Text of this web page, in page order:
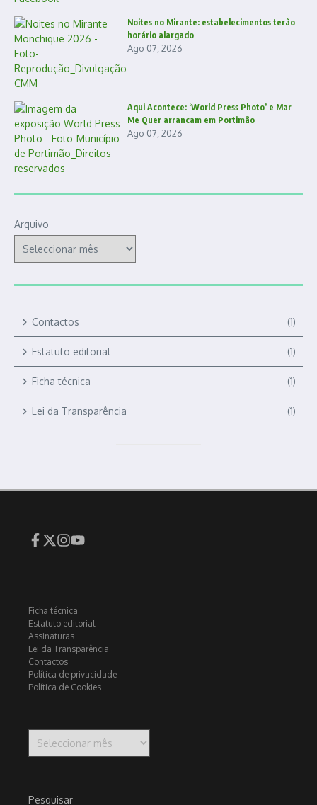
Noites no Mirante: estabelecimentos terão
horário alargado
Ago 07, 2026
Aqui Acontece: ‘World Press Photo’ e Mar
Me Quer arrancam em Portimão
Ago 07, 2026
Arquivo
Contactos (1)
Estatuto editorial (1)
Ficha técnica (1)
Lei da Transparência (1)
Ficha técnica
Estatuto editorial
Assinaturas
Lei da Transparência
Contactos
Política de privacidade
Política de Cookies
Pesquisar